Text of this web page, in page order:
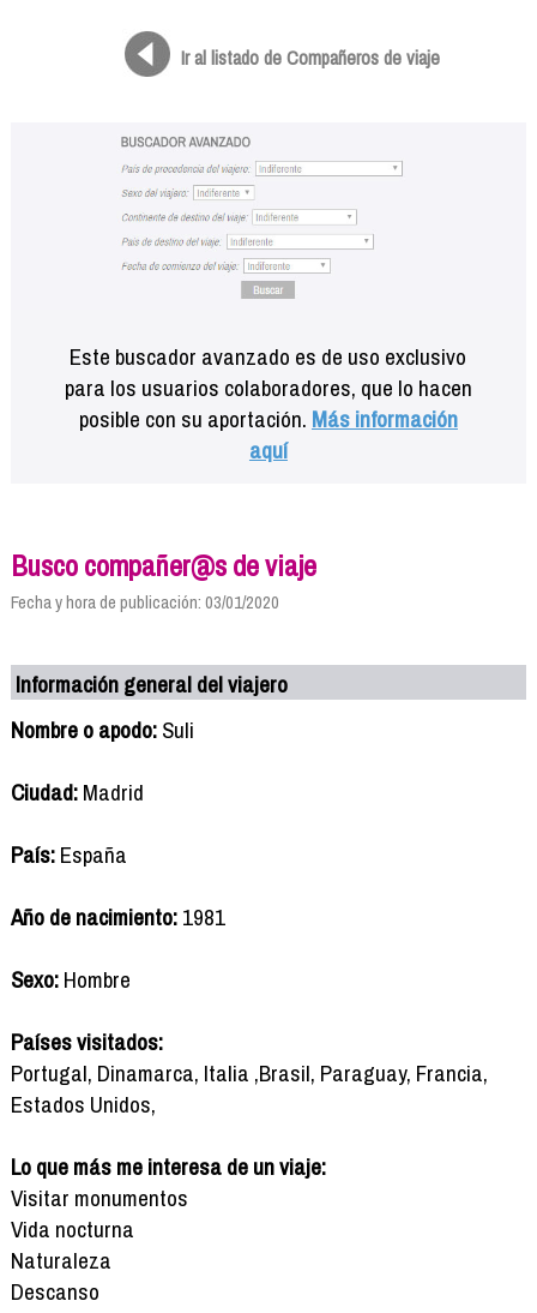
Ir al listado de Compañeros de viaje
Este buscador avanzado es de uso exclusivo
para los usuarios colaboradores, que lo hacen
posible con su aportación. Más información
aquí
Busco compañer@s de viaje
Fecha y hora de publicación: 03/01/2020
Información general del viajero
Nombre o apodo:Suli
Ciudad:Madrid
País:España
Año de nacimiento:1981
Sexo:Hombre
Países visitados:
Portugal, Dinamarca, Italia ,Brasil, Paraguay, Francia,
Estados Unidos,
Lo que más me interesa de un viaje:
Visitar monumentos
Vida nocturna
Naturaleza
Descanso